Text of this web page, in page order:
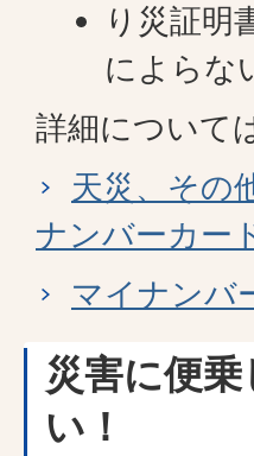
り災証明
によらな
詳細について
天災、その
ナンバーカー
マイナンバ
災害に便
い！